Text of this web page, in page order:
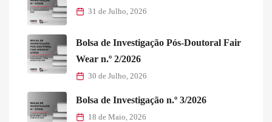
31 de Julho, 2026
Bolsa de Investigação Pós-Doutoral Fair
Wear n.º 2/2026
30 de Julho, 2026
Bolsa de Investigação n.º 3/2026
18 de Maio, 2026